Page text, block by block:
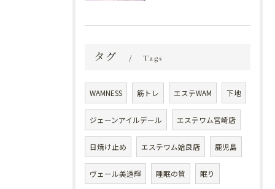
タグ Tags
WAMNESS 筋トレ エステWAM 下地
ジェーンアイルデール エステワム宮崎店
日焼け止め エステワム姶良店 鹿児島
ヴェール美透輝 睡眠の質 眠り